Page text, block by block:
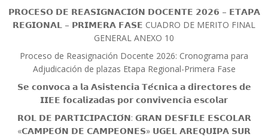
𝗣𝗥𝗢𝗖𝗘𝗦𝗢 𝗗𝗘 𝗥𝗘𝗔𝗦𝗜𝗚𝗡𝗔𝗖𝗜𝗢́𝗡 𝗗𝗢𝗖𝗘𝗡𝗧𝗘 𝟮𝟬𝟮𝟲 – 𝗘𝗧𝗔𝗣𝗔
𝗥𝗘𝗚𝗜𝗢𝗡𝗔𝗟 – 𝗣𝗥𝗜𝗠𝗘𝗥𝗔 𝗙𝗔𝗦𝗘 CUADRO DE MERITO FINAL
GENERAL ANEXO 10
Proceso de Reasignación Docente 2026: Cronograma para
Adjudicación de plazas Etapa Regional-Primera Fase
𝗦𝗲 𝗰𝗼𝗻𝘃𝗼𝗰𝗮 𝗮 𝗹𝗮 𝗔𝘀𝗶𝘀𝘁𝗲𝗻𝗰𝗶𝗮 𝗧𝗲́𝗰𝗻𝗶𝗰𝗮 𝗮 𝗱𝗶𝗿𝗲𝗰𝘁𝗼𝗿𝗲𝘀 𝗱𝗲
𝗜𝗜𝗘𝗘 𝗳𝗼𝗰𝗮𝗹𝗶𝘇𝗮𝗱𝗮𝘀 𝗽𝗼𝗿 𝗰𝗼𝗻𝘃𝗶𝘃𝗲𝗻𝗰𝗶𝗮 𝗲𝘀𝗰𝗼𝗹𝗮𝗿
𝗥𝗢𝗟 𝗗𝗘 𝗣𝗔𝗥𝗧𝗜𝗖𝗜𝗣𝗔𝗖𝗜𝗢́𝗡: 𝗚𝗥𝗔𝗡 𝗗𝗘𝗦𝗙𝗜𝗟𝗘 𝗘𝗦𝗖𝗢𝗟𝗔𝗥
«𝗖𝗔𝗠𝗣𝗘𝗢́𝗡 𝗗𝗘 𝗖𝗔𝗠𝗣𝗘𝗢𝗡𝗘𝗦» 𝗨𝗚𝗘𝗟 𝗔𝗥𝗘𝗤𝗨𝗜𝗣𝗔 𝗦𝗨𝗥